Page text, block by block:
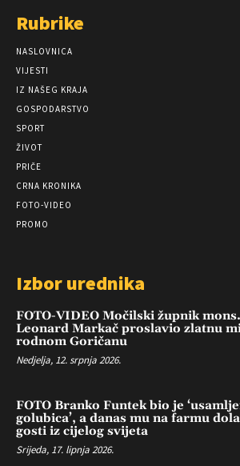
Rubrike
NASLOVNICA
VIJESTI
IZ NAŠEG KRAJA
GOSPODARSTVO
SPORT
ŽIVOT
PRIČE
CRNA KRONIKA
FOTO-VIDEO
PROMO
Izbor urednika
FOTO-VIDEO Močilski župnik mons.
Leonard Markač proslavio zlatnu
rodnom Goričanu
Nedjelja, 12. srpnja 2026.
FOTO Branko Funtek bio je
golubica’, a danas mu na farmu
gosti iz cijelog svijeta
Srijeda, 17. lipnja 2026.